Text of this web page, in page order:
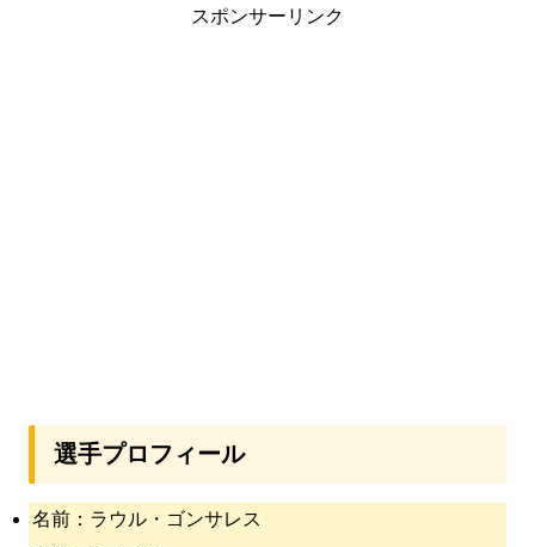
スポンサーリンク
選手プロフィール
名前：ラウル・ゴンサレス